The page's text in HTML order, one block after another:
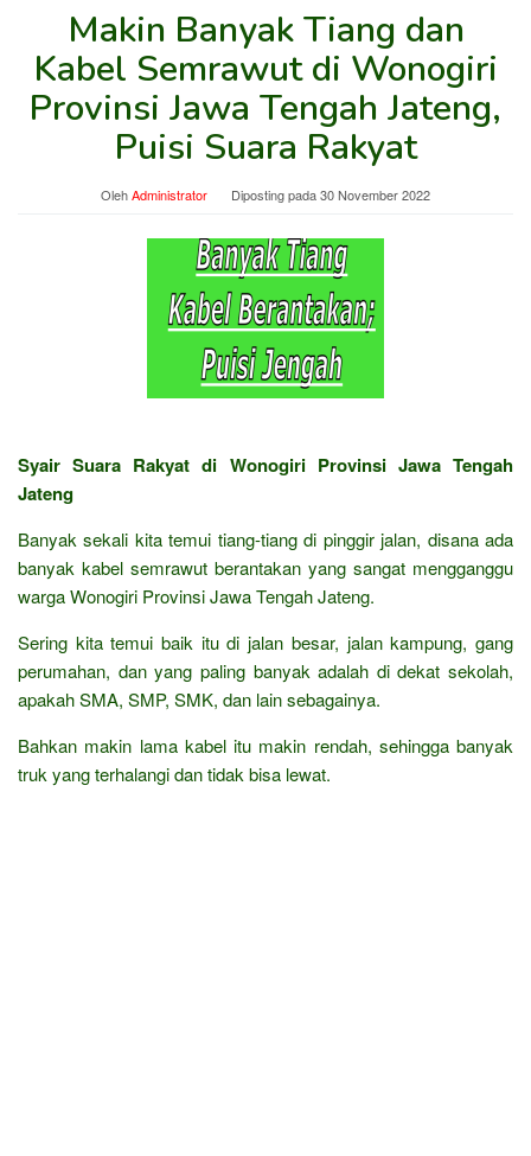
Makin Banyak Tiang dan
Kabel Semrawut di Wonogiri
Provinsi Jawa Tengah Jateng,
Puisi Suara Rakyat
OlehAdministrator Diposting pada30 November 2022
Syair Suara Rakyat di Wonogiri Provinsi Jawa Tengah
Jateng
Banyak sekali kita temui tiang-tiang di pinggir jalan, disana ada
banyak kabel semrawut berantakan yang sangat mengganggu
warga Wonogiri Provinsi Jawa Tengah Jateng.
Sering kita temui baik itu di jalan besar, jalan kampung, gang
perumahan, dan yang paling banyak adalah di dekat sekolah,
apakah SMA, SMP, SMK, dan lain sebagainya.
Bahkan makin lama kabel itu makin rendah, sehingga banyak
truk yang terhalangi dan tidak bisa lewat.